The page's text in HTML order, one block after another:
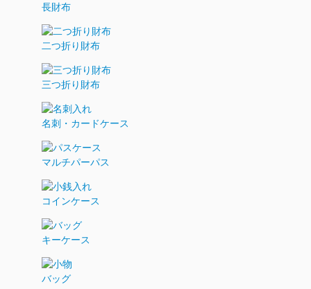
長財布
二つ折り財布
三つ折り財布
名刺・カードケース
マルチパーパス
コインケース
キーケース
バッグ